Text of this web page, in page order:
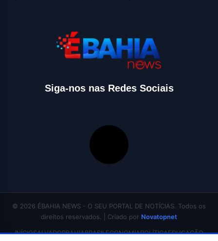
Siga-nos nas Redes Sociais
© 2026 ÉBAHIA NEWS - O SEU PORTAL DE NOTÍCIAS. Todos os
direitos reservados. | Criado por Novatopnet
INÍCIOSALVADORBAHIABRASILECONOMIAPOLÍTICAEDUCAÇÃO